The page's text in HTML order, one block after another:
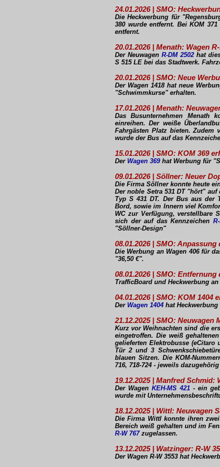
24.01.2026 | SMO:
Die Heckwerbung für
380 wurde entfernt. Bei KOM
entfernt.
20.01.2026 | Menath: Wagen
Der Neuwagen R-DM 2502hat
S 515 LE bei das Stadtwerk.
20.01.2026 | SMO: Neue
Der Wagen 1418 hat neue
"Schwimmkurse" erhalten.
17.01.2026 | Menath:
Das Busunternehmen Menath
einreihen. Der weiße
Fahrgästen Platz bieten. Zudem
wurde der Bus auf das
15.01.2026 | SMO: KOM 369
Der Wagen 369hat Werbung für
09.01.2026 | Söllner: Neuer
Die Firma Söllner konnte heute
Der noble Setra 531 DT "hört"
Typ S 431 DT. Der Bus aus der
Bord, sowie im Innern viel
WC zur Verfügung, verstellbare
sich der auf das Kennzeichen
"Söllner-Design"
08.01.2026 | SMO:
Die Werbung an Wagen 406 für
"36,50 €".
08.01.2026 | SMO:
TrafficBoard und Heckwerbung
04.01.2026 | SMO: KOM 1404
Der Wagen 1404 hat
21.12.2025 | SMO:
Kurz vor Weihnachten sind die
eingetroffen. Die weiß
gelieferten Elektrobusse
Tür 2 und 3
blauen Sitzen. Die KOM-
716, 718-724 - jeweils
19.12.2025 | Manfred Schmid:
Der WagenKEH-MS 421 - ein
wurde mit
18.12.2025 | Wittl: Neuwagen
Die Firma Wittl konnte ihren
Bereich weiß gehalten und im
R-W 767zugelassen.
13.12.2025 | Watzinger: R-W
Der Wagen R-W 3553 hat